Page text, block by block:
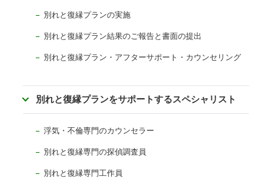
別れと復縁プランの実施
別れと復縁プラン結果のご報告と書面の提出
別れと復縁プラン・アフターサポート・カウンセリング
別れと復縁プランをサポートするスペシャリスト
浮気・不倫専門のカウンセラー
別れと復縁専門の探偵調査員
別れと復縁専門工作員